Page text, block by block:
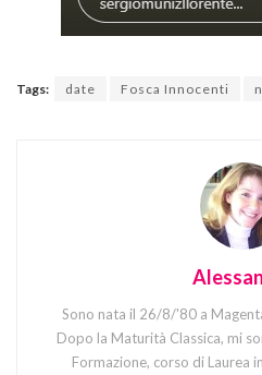
Tags: date Fosca Innocenti
Sono nata il 26/8/'80 a
Dopo la Maturità Classica, mi
Formazione, corso di Laurea